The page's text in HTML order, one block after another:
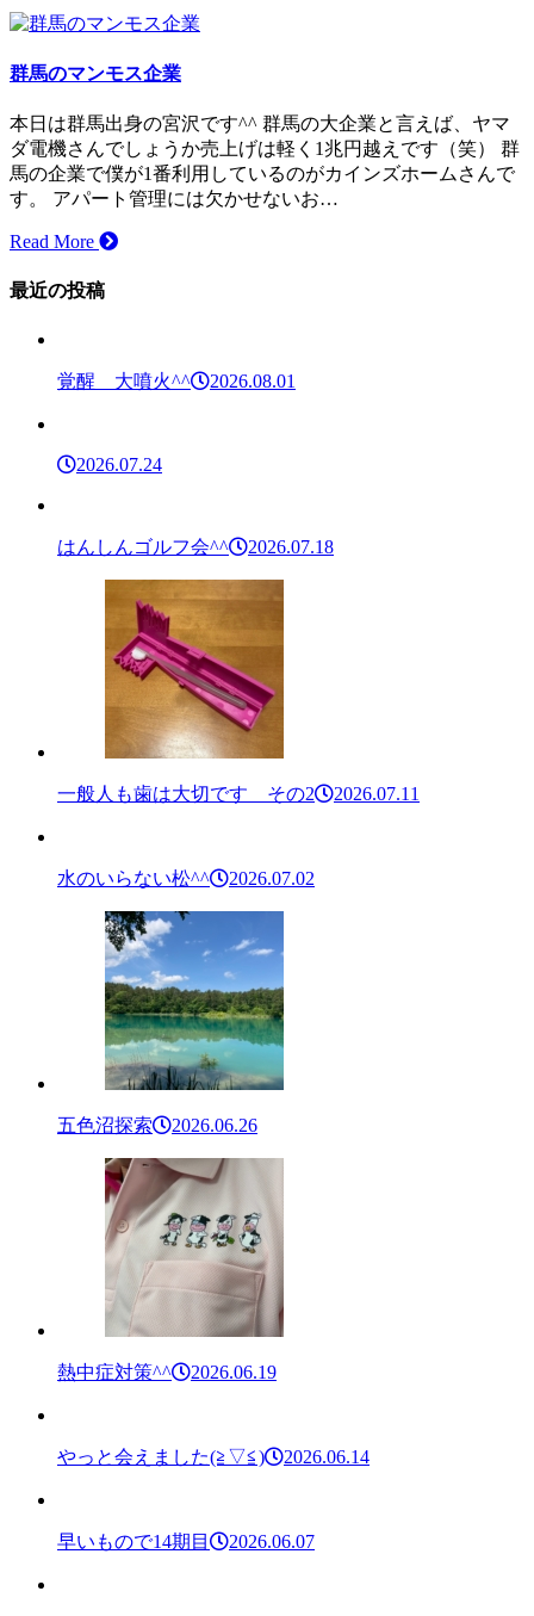
群馬のマンモス企業
本日は群馬出身の宮沢です^^ 群馬の大企業と言えば、ヤマ
ダ電機さんでしょうか売上げは軽く1兆円越えです（笑） 群
馬の企業で僕が1番利用しているのがカインズホームさんで
す。 アパート管理には欠かせないお…
Read More
最近の投稿
覚醒 大噴火^^ 2026.08.01
2026.07.24
はんしんゴルフ会^^ 2026.07.18
一般人も歯は大切です その2 2026.07.11
水のいらない松^^ 2026.07.02
五色沼探索 2026.06.26
熱中症対策^^ 2026.06.19
やっと会えました(≧▽≦) 2026.06.14
早いもので14期目 2026.06.07